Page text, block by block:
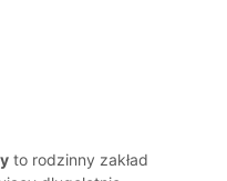
to rodzinny zakład